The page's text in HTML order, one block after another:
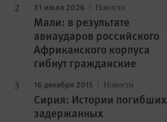
31 июля 2026 Новости
Мали: в результате
авиаударов российского
Африканского корпуса
гибнут гражданские
16 декабря 2015 Новости
Сирия: Истории погибших
задержанных